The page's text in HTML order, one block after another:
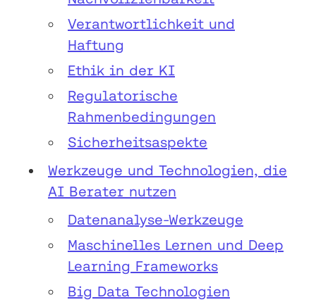
Verantwortlichkeit und
Haftung
Ethik in der KI
Regulatorische
Rahmenbedingungen
Sicherheitsaspekte
Werkzeuge und Technologien, die
AI Berater nutzen
Datenanalyse-Werkzeuge
Maschinelles Lernen und Deep
Learning Frameworks
Big Data Technologien